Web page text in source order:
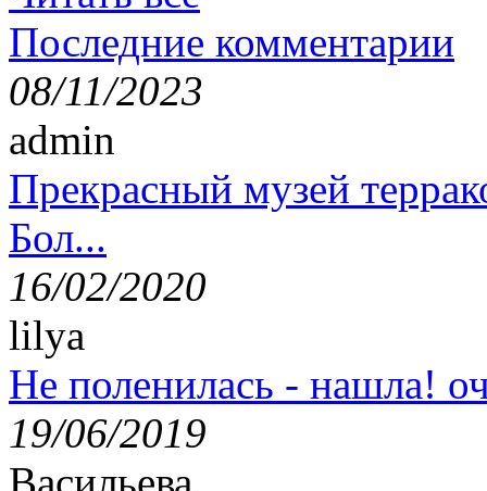
Последние комментарии
08/11/2023
admin
Прекрасный музей
Бол...
16/02/2020
lilya
Не поленилась - нашла!
19/06/2019
Васильева